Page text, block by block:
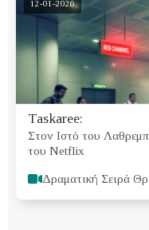
12-01-2026
Taskaree:
Στον Ιστό του
του Netflix
Δραματική Σειρά